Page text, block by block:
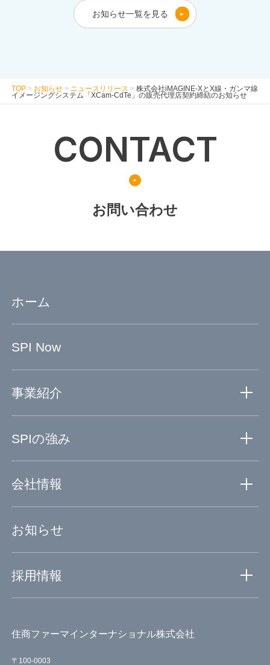
お知らせ一覧を見る
TOP> お知らせ> ニュースリリース > 株式会社iMAGINE-XとX線・ガンマ線
イメージングシステム「XCam-CdTe」の販売代理店契約締結のお知らせ
CONTACT
お問い合わせ
ホーム
SPI Now
事業紹介
事業紹介TOP
SPIの強み
SPIの強みTOP
輸入原薬の高度なGMP管理
自社ラボによる品質保証
会社情報
会社情報TOP
会社概要・組織図・沿革
拠点・アクセス
お知らせ
採用情報
仕事と人を知る
住商ファーマインターナショナル株式会社
〒100-0003